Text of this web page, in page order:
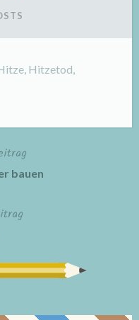
, Hitzetod,
bauen